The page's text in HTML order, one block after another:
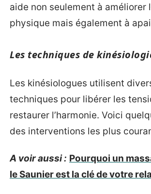
aide non seulement à améliorer
physique mais également à
Les techniques de
Les kinésiologues utilisent
techniques pour libérer les
restaurer l’harmonie. Voici
des interventions les plus
A voir aussi : Pourquoi un
le Saunier est la clé de votre